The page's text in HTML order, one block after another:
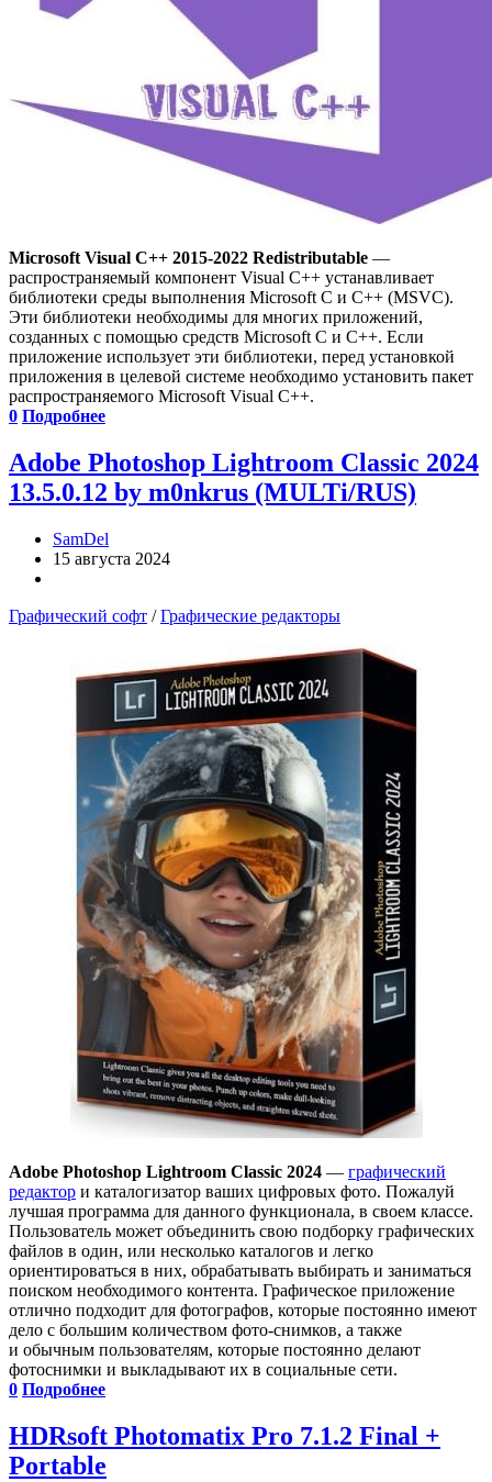
Microsoft Visual C++ 2015-2022 Redistributable —
распространяемый компонент Visual C++ устанавливает
библиотеки среды выполнения Microsoft C и C++ (MSVC).
Эти библиотеки необходимы для многих приложений,
созданных с помощью средств Microsoft C и C++. Если
приложение использует эти библиотеки, перед установкой
приложения в целевой системе необходимо установить пакет
распространяемого Microsoft Visual C++.
0 Подробнее
Adobe Photoshop Lightroom Classic 2024
13.5.0.12 by m0nkrus (MULTi/RUS)
SamDel
15 августа 2024
Графический софт /Графические редакторы
Adobe Photoshop Lightroom Classic 2024 — графический
редактор и каталогизатор ваших цифровых фото. Пожалуй
лучшая программа для данного функционала, в своем классе.
Пользователь может объединить свою подборку графических
файлов в один, или несколько каталогов и легко
ориентироваться в них, обрабатывать выбирать и заниматься
поиском необходимого контента. Графическое приложение
отлично подходит для фотографов, которые постоянно имеют
дело с большим количеством фото-снимков, а также
и обычным пользователям, которые постоянно делают
фотоснимки и выкладывают их в социальные сети.
0 Подробнее
HDRsoft Photomatix Pro 7.1.2 Final +
Portable